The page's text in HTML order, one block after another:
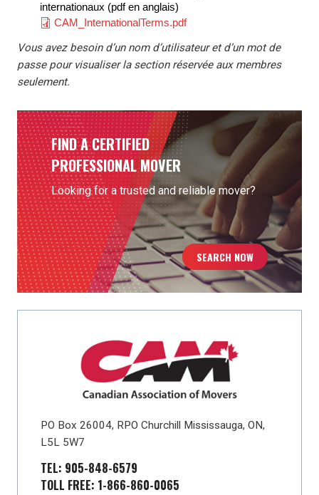
internationaux (pdf en anglais)
Document
CAM_InternationalTerms.pdf
Vous avez besoin d’un nom d’utilisateur et d’un mot de
passe pour visualiser la section réservée aux membres
seulement.
FIND A CERTIFIED
PROFESSIONAL MOVER
Looking for a trusted and reliable mover?
SEARCH NOW
PO Box 26004, RPO Churchill Mississauga, ON,
L5L 5W7
TEL: 905-848-6579
TOLL FREE: 1-866-860-0065